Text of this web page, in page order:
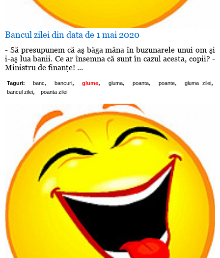
Bancul zilei din data de 1 mai 2020
- Să presupunem că aş băga mâna în buzunarele unui om şi
i-aş lua banii. Ce ar însemna că sunt în cazul acesta, copii? -
Ministru de finanţe! ...
Taguri: banc, bancuri, glume, gluma, poanta, poante, gluma zilei,
bancul zilei, poanta zilei